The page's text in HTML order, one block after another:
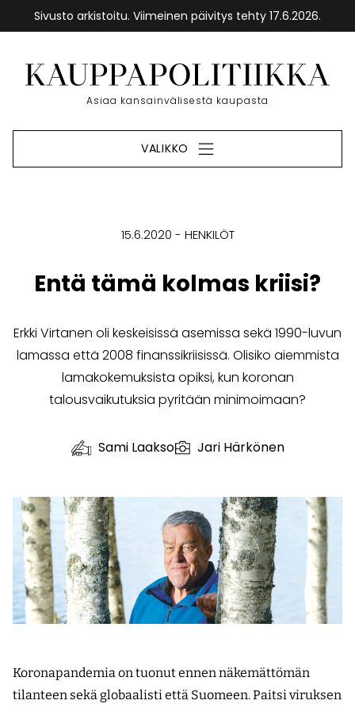
Sivusto arkistoitu. Viimeinen päivitys tehty 17.6.2026.
sisältöön
Etusivu
Asiaa kansainvälisestä kaupasta
VALIKKO
15.6.2020 HENKILÖT
Entä tämä kolmas kriisi?
Erkki Virtanen oli keskeisissä asemissa sekä 1990-luvun
lamassa että 2008 finanssikriisissä. Olisiko aiemmista
lamakokemuksista opiksi, kun koronan
talousvaikutuksia pyritään minimoimaan?
Sami Laakso Jari Härkönen
Koronapandemia on tuonut ennen näkemättömän
tilanteen sekä globaalisti että Suomeen. Paitsi viruksen